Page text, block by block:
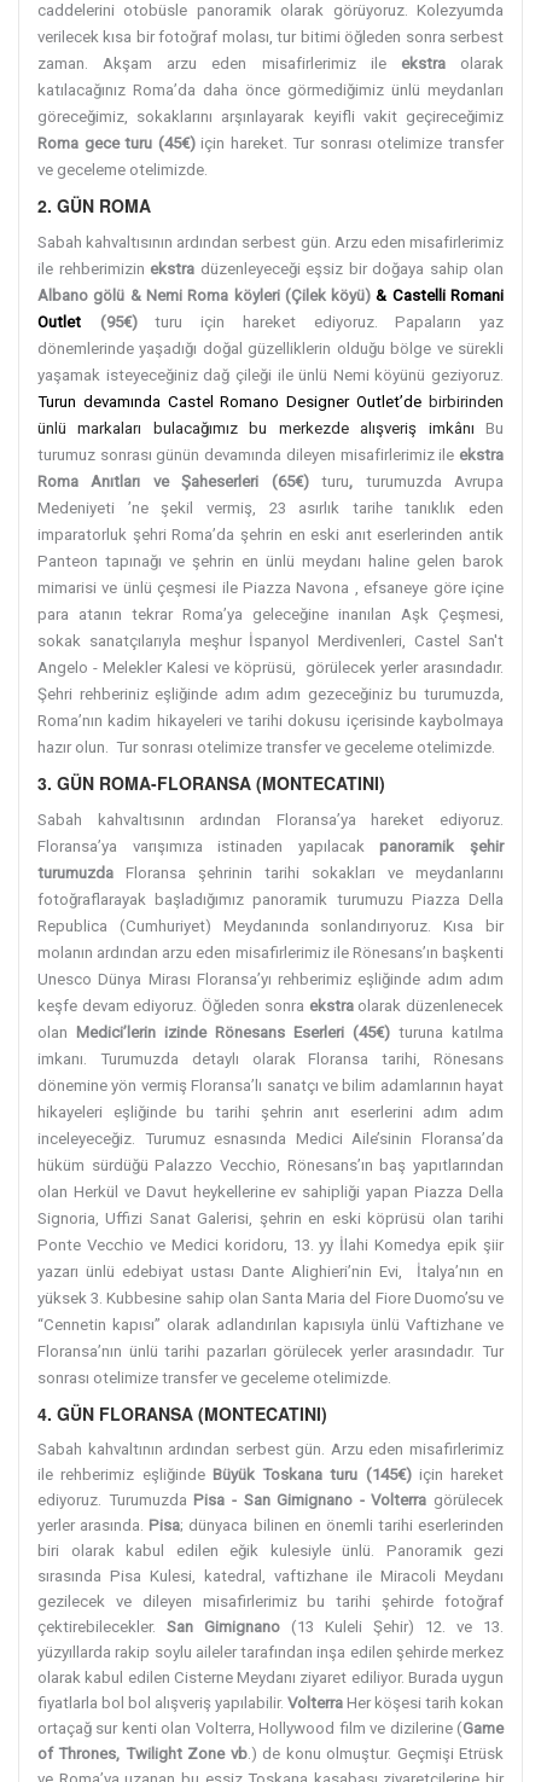
caddelerini otobüsle panoramik olarak görüyoruz. Kolezyumda
verilecek kısa bir fotoğraf molası, tur bitimi öğleden sonra serbest
zaman. Akşam arzu eden misafirlerimiz ile ekstraolarak
katılacağınız Roma’da daha önce görmediğimiz ünlü meydanları
göreceğimiz, sokaklarını arşınlayarak keyifli vakit geçireceğimiz
Roma gece turu (45€)için hareket.Tur sonrası otelimize transfer
ve geceleme otelimizde.
2. GÜN ROMA
Sabah kahvaltısının ardından serbest gün. Arzu eden misafirlerimiz
ile rehberimizin ekstra düzenleyeceği eşsiz bir doğaya sahip olan
Albano gölü & Nemi Roma köyleri (Çilek köyü)& Castelli Romani
Outlet
(95€)turu için hareket ediyoruz. Papaların yaz
dönemlerinde yaşadığı doğal güzelliklerin olduğu bölge ve sürekli
yaşamak isteyeceğiniz dağ çileği ile ünlü Nemi köyünü geziyoruz.
Turun devamında Castel Romano Designer Outlet’de birbirinden
ünlü markaları bulacağımız bu merkezde alışveriş imkânı Bu
turumuz sonrası günün devamında dileyen misafirlerimiz ile ekstra
Roma Anıtları ve Şaheserleri (65€)turu, turumuzda Avrupa
Medeniyeti ’ne şekil vermiş, 23 asırlık tarihe tanıklık eden
imparatorluk şehri Roma’da şehrin en eski anıt eserlerinden antik
Panteon tapınağı ve şehrin en ünlü meydanı haline gelen barok
mimarisi ve ünlü çeşmesi ile Piazza Navona , efsaneye göre içine
para atanın tekrar Roma’ya geleceğine inanılan Aşk Çeşmesi,
sokak sanatçılarıyla meşhur İspanyol Merdivenleri, Castel San't
Angelo - Melekler Kalesi ve köprüsü, görülecek yerler arasındadır.
Şehri rehberiniz eşliğinde adım adım gezeceğiniz bu turumuzda,
Roma’nın kadim hikayeleri ve tarihi dokusu içerisinde kaybolmaya
hazır olun. Tur sonrası otelimize transfer ve geceleme otelimizde.
3. GÜN ROMA-FLORANSA (MONTECATINI)
Sabah kahvaltısının ardından Floransa’ya hareket ediyoruz.
Floransa’ya varışımıza istinaden yapılacakpanoramik şehir
turumuzda Floransa şehrinin tarihi sokakları ve meydanlarını
fotoğraflarayak başladığımız panoramik turumuzu Piazza Della
Republica (Cumhuriyet) Meydanında sonlandırıyoruz. Kısa bir
molanın ardından arzu eden misafirlerimiz ile Rönesans’ın başkenti
Unesco Dünya Mirası Floransa’yı rehberimiz eşliğinde adım adım
keşfe devam ediyoruz. Öğleden sonra ekstraolarak düzenlenecek
olan
Medici’lerin izinde Rönesans Eserleri (45€) turuna katılma
imkanı. Turumuzda detaylı olarak Floransa tarihi, Rönesans
dönemine yön vermiş Floransa’lı sanatçı ve bilim adamlarının hayat
hikayeleri eşliğinde bu tarihi şehrin anıt eserlerini adım adım
inceleyeceğiz. Turumuz esnasında Medici Aile’sinin Floransa’da
hüküm sürdüğü Palazzo Vecchio, Rönesans’ın baş yapıtlarından
olan Herkül ve Davut heykellerine ev sahipliği yapan Piazza Della
Signoria, Uffizi Sanat Galerisi, şehrin en eski köprüsü olan tarihi
Ponte Vecchio ve Medici koridoru, 13. yy İlahi Komedya epik şiir
yazarı ünlü edebiyat ustası Dante Alighieri’nin Evi, İtalya’nın en
yüksek 3. Kubbesine sahip olan Santa Maria del Fiore Duomo’su ve
“Cennetin kapısı” olarak adlandırılan kapısıyla ünlü Vaftizhane ve
Floransa’nın ünlü tarihi pazarları görülecek yerler arasındadır. Tur
sonrası otelimize transfer ve geceleme otelimizde.
4. GÜN FLORANSA (MONTECATINI)
Sabah kahvaltının ardından serbest gün. Arzu eden misafirlerimiz
ile rehberimiz eşliğinde Büyük Toskana turu (145€)için hareket
ediyoruz. Turumuzda Pisa - San Gimignano - Volterra görülecek
yerler arasında. Pisa; dünyaca bilinen en önemli tarihi eserlerinden
biri olarak kabul edilen eğik kulesiyle ünlü. Panoramik gezi
sırasında Pisa Kulesi, katedral, vaftizhane ile Miracoli Meydanı
gezilecek ve dileyen misafirlerimiz bu tarihi şehirde fotoğraf
çektirebilecekler. San Gimignano (13 Kuleli Şehir) 12. ve 13.
yüzyıllarda rakip soylu aileler tarafından inşa edilen şehirde merkez
olarak kabul edilen Cisterne Meydanı ziyaret ediliyor. Burada uygun
fiyatlarla bol bol alışveriş yapılabilir. Volterra Her köşesi tarih kokan
ortaçağ sur kenti olan Volterra, Hollywood film ve dizilerine (Game
of Thrones, Twilight Zone vb.) de konu olmuştur. Geçmişi Etrüsk